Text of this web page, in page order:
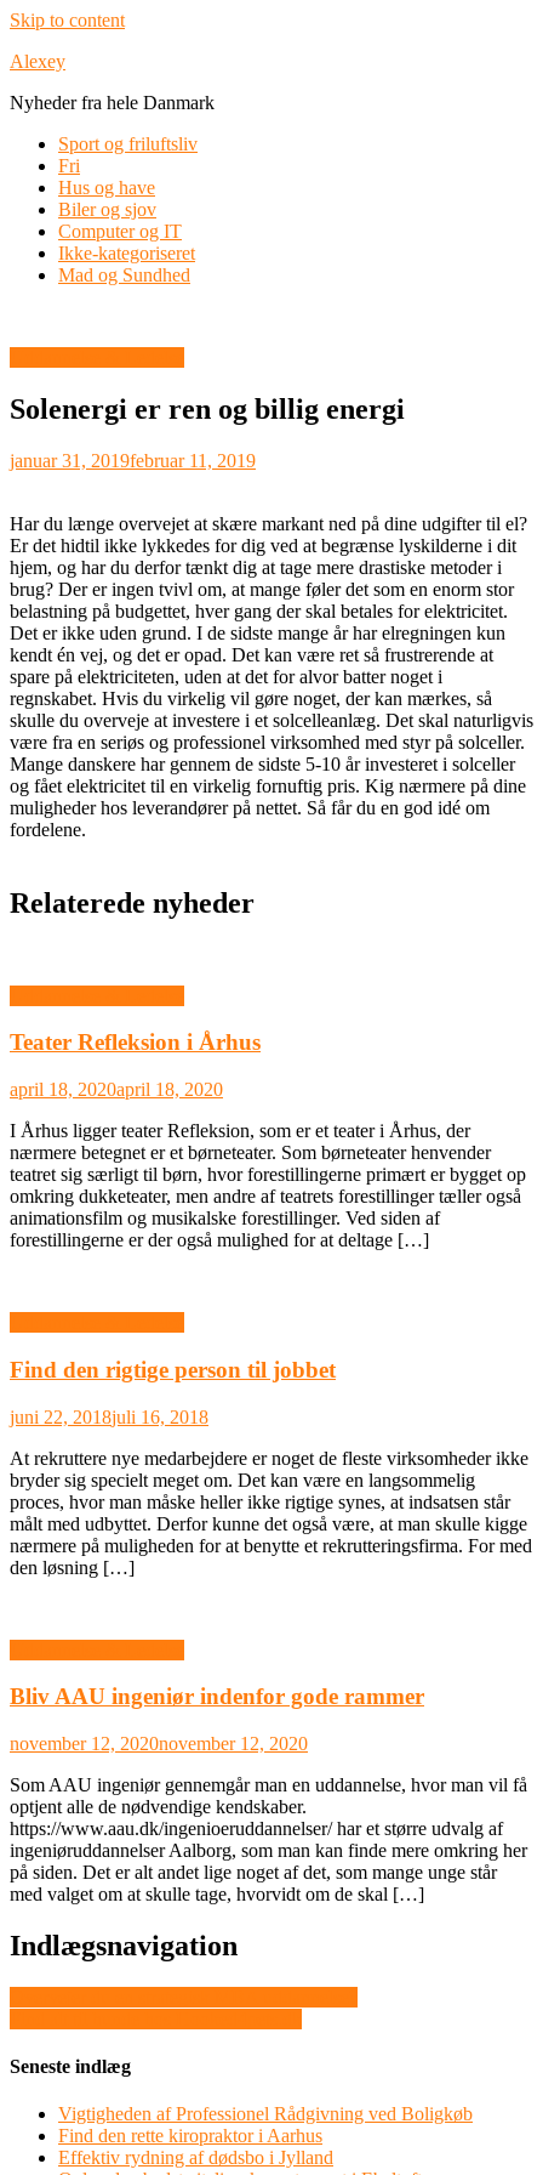
Skip to content
Alexey
Nyheder fra hele Danmark
Sport og friluftsliv
Fri
Hus og have
Biler og sjov
Computer og IT
Ikke-kategoriseret
Mad og Sundhed
Solenergi er ren og billig energi
januar 31, 2019februar 11, 2019
Har du længe overvejet at skære markant ned på dine udgifter til el?
Er det hidtil ikke lykkedes for dig ved at begrænse lyskilderne i dit
hjem, og har du derfor tænkt dig at tage mere drastiske metoder i
brug? Der er ingen tvivl om, at mange føler det som en enorm stor
belastning på budgettet, hver gang der skal betales for elektricitet.
Det er ikke uden grund. I de sidste mange år har elregningen kun
kendt én vej, og det er opad. Det kan være ret så frustrerende at
spare på elektriciteten, uden at det for alvor batter noget i
regnskabet. Hvis du virkelig vil gøre noget, der kan mærkes, så
skulle du overveje at investere i et solcelleanlæg. Det skal naturligvis
være fra en seriøs og professionel virksomhed med styr på solceller.
Mange danskere har gennem de sidste 5-10 år investeret i solceller
og fået elektricitet til en virkelig fornuftig pris. Kig nærmere på dine
muligheder hos leverandører på nettet. Så får du en god idé om
fordelene.
Relaterede nyheder
Teater Refleksion i Århus
april 18, 2020april 18, 2020
I Århus ligger teater Refleksion, som er et teater i Århus, der
nærmere betegnet er et børneteater. Som børneteater henvender
teatret sig særligt til børn, hvor forestillingerne primært er bygget op
omkring dukketeater, men andre af teatrets forestillinger tæller også
animationsfilm og musikalske forestillinger. Ved siden af
forestillingerne er der også mulighed for at deltage […]
Find den rigtige person til jobbet
juni 22, 2018juli 16, 2018
At rekruttere nye medarbejdere er noget de fleste virksomheder ikke
bryder sig specielt meget om. Det kan være en langsommelig
proces, hvor man måske heller ikke rigtige synes, at indsatsen står
målt med udbyttet. Derfor kunne det også være, at man skulle kigge
nærmere på muligheden for at benytte et rekrutteringsfirma. For med
den løsning […]
Bliv AAU ingeniør indenfor gode rammer
november 12, 2020november 12, 2020
Som AAU ingeniør gennemgår man en uddannelse, hvor man vil få
optjent alle de nødvendige kendskaber.
https://www.aau.dk/ingenioeruddannelser/ har et større udvalg af
ingeniøruddannelser Aalborg, som man kan finde mere omkring her
på siden. Det er alt andet lige noget af det, som mange unge står
med valget om at skulle tage, hvorvidt om de skal […]
Indlægsnavigation
Seneste indlæg
Vigtigheden af Professionel Rådgivning ved Boligkøb
Find den rette kiropraktor i Aarhus
Effektiv rydning af dødsbo i Jylland